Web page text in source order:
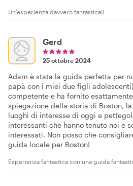
Un'esperienza davvero fantastica!!
Gerd
25 ottobre 2024
Adam è stata la guida perfetta per
papà con i miei due figli
competente e ha fornito
spiegazione della storia di Boston,
luoghi di interesse di oggi e
interessanti che hanno tenuto noi e
interessati. Non posso che
guida locale per Boston!
Esperienza fantastica con una guida